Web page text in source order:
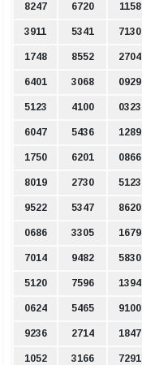
8247 6720 1158
3911 5341 7130
1748 8552 2704
6401 3068 0929
5123 4100 0323
6047 5436 1289
1750 6201 0866
8019 2730 5123
9522 5347 8620
0686 3305 1679
7014 9482 5830
5120 7596 1394
0624 5465 9100
9236 2714 1847
1052 3166 7291